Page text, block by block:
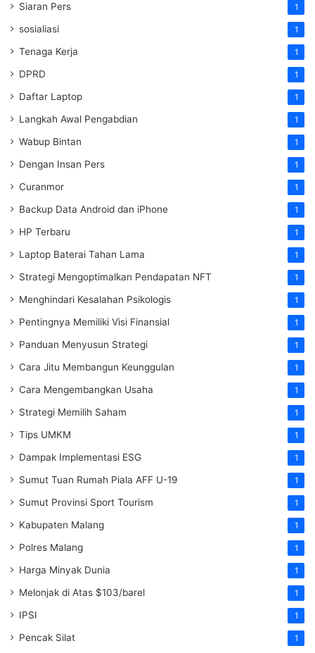
Siaran Pers 1
sosialiasi 1
Tenaga Kerja 1
DPRD 1
Daftar Laptop 1
Langkah Awal Pengabdian 1
Wabup Bintan 1
Dengan Insan Pers 1
Curanmor 1
Backup Data Android dan iPhone 1
HP Terbaru 1
Laptop Baterai Tahan Lama 1
Strategi Mengoptimalkan Pendapatan NFT 1
Menghindari Kesalahan Psikologis 1
Pentingnya Memiliki Visi Finansial 1
Panduan Menyusun Strategi 1
Cara Jitu Membangun Keunggulan 1
Cara Mengembangkan Usaha 1
Strategi Memilih Saham 1
Tips UMKM 1
Dampak Implementasi ESG 1
Sumut Tuan Rumah Piala AFF U-19 1
Sumut Provinsi Sport Tourism 1
Kabupaten Malang 1
Polres Malang 1
Harga Minyak Dunia 1
Melonjak di Atas $103/barel 1
IPSI 1
Pencak Silat 1